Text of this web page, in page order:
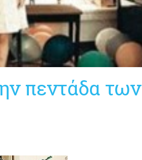
πεντάδα των